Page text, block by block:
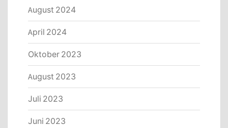
August 2024
April 2024
Oktober 2023
August 2023
Juli 2023
Juni 2023